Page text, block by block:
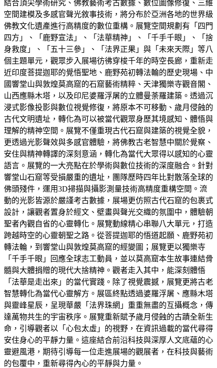
結合頂尖學術研究、佛教藝術考古數據、數位圖像修復、三維
空間建模及多感官聲光敘事技術，將分布於亞洲各地的世界級
佛教文化遺產進行高精度的數位重構。展覽空間規劃有「四門
四方」、「鹿野宣法」、「法華精神」、「千手千眼」、「捨
身救度」、「五十三參」、「法界正果」與「未來天際」等八
個主題單元，觀眾步入展場彷彿穿梭千年的時空長廊，重新走
近印度菩提迦耶的覺悟聖地、鹿野苑初轉法輪的歷史現場、中
國響堂山與敦煌莫高窟的石窟藝術精粹、天津獨樂寺觀音閣、
山西應縣木塔，以及印尼婆羅浮屠的立體曼荼羅建築。透過沉
浸式影像投影與數位視覺修復，將原本不可移動、歲月侵蝕的
古代文明遺址，轉化為可以被當代觀眾身歷其境感知、體悟與
理解的精神空間。展覽不僅重現古代石窟與建築的視覺全貌，
更透過光影聲效與多感官體驗，將佛教古老智慧中關於覺察、
安住與精神轉譯的深刻意涵，轉化為當代大眾得以感知的心靈
語言。展覽的一大亮點在於學術與數位技術的深度融合。針對
響堂山石窟等受損嚴重的遺址，團隊歷時四年比對散落全球的
佛頭殘件，運用3D掃描與攝影測量技術高精度重構空間。流
動的光影皆源於嚴謹考古數據，展場更仿照古代石窟的包裹式
設計，讓觀者置身於經文、壁畫與聲光交織的氛圍中，體驗朝
聖者內觀自省的心靈轉化。展覽動線精心串聯八大單元，打造
跨越時空的心靈朝聖之路。從菩提迦耶的悟道起願、鹿野苑初
轉法輪，到響堂山與敦煌莫高窟的經變圖；展覽更以獨樂寺
「千手千眼」回應全球志工動員，並以莫高窟本生故事連結骨
髓與大體捐贈的現代大捨精神。觀者走入其中，能深刻體悟
「法華是走出來」的當代實踐。除了視覺震撼，展覽更將古老
智慧轉化為當代心靈解方。展區終點透過婆羅浮屠、應縣木塔
與靈峰星辰，呈現華嚴「法界珠網」重重無盡的互攝概念，傳
達萬物共生的宇宙秩序。展覽重新賦予歲月侵蝕的古蹟全新生
命，引導觀者以「心包太虛」的視野，在資訊過載的當代尋得
安住身心的平靜力量。這座結合前沿科技與深厚人文底蘊的心
靈避風港，期待引導每一位走進展場的觀展者，在科技與藝術
的包覆中，重新尋得內心的平靜與力量。